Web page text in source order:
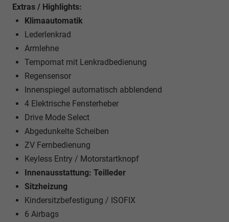
Extras / Highlights:
Klimaautomatik
Lederlenkrad
Armlehne
Tempomat mit Lenkradbedienung
Regensensor
Innenspiegel automatisch abblendend
4 Elektrische Fensterheber
Drive Mode Select
Abgedunkelte Scheiben
ZV Fernbedienung
Keyless Entry / Motorstartknopf
Innenausstattung: Teilleder
Sitzheizung
Kindersitzbefestigung / ISOFIX
6 Airbags